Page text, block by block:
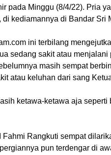
pada Minggu (8/4/22). Pria
kediamannya di Bandar Sri
ini terbilang
sedang sakit atau menjalani
masih sempat
atau keluhan dari sang
ketawa-ketawa aja seperti
Rangkuti sempat
pun terdengar di